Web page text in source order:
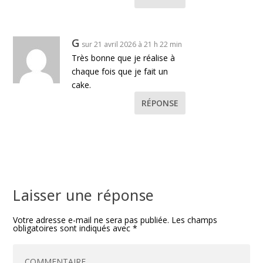
G sur 21 avril 2026 à 21 h 22 min
Très bonne que je réalise à
chaque fois que je fait un
cake.
RÉPONSE
Laisser une réponse
Votre adresse e-mail ne sera pas publiée. Les champs
obligatoires sont indiqués avec*